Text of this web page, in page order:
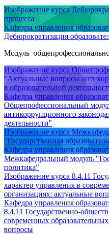
Изображение курса
процесса
Кафедра управления
Дебюрократизация
Модуль
Изображение курса
"Актуальные вопросы
в образовательной
Кафедра управления
Общепрофессиональный
антикоррупционного
деятельности"
Изображение курса
"Государственная
Кафедра управления
Межкафедральный модуль
политика"
Изображение курса 8.4.11
характер управления в
организациях: актуальные
Кафедра управления
8.4.11 Государственно-
современных
вопросы